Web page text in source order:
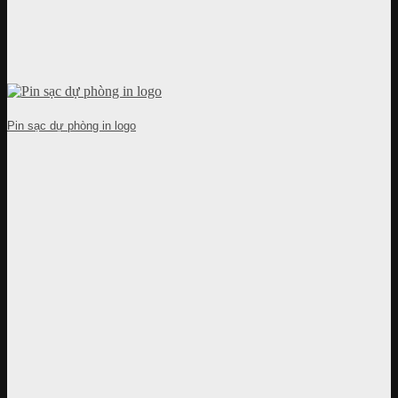
Pin sạc dự phòng in logo